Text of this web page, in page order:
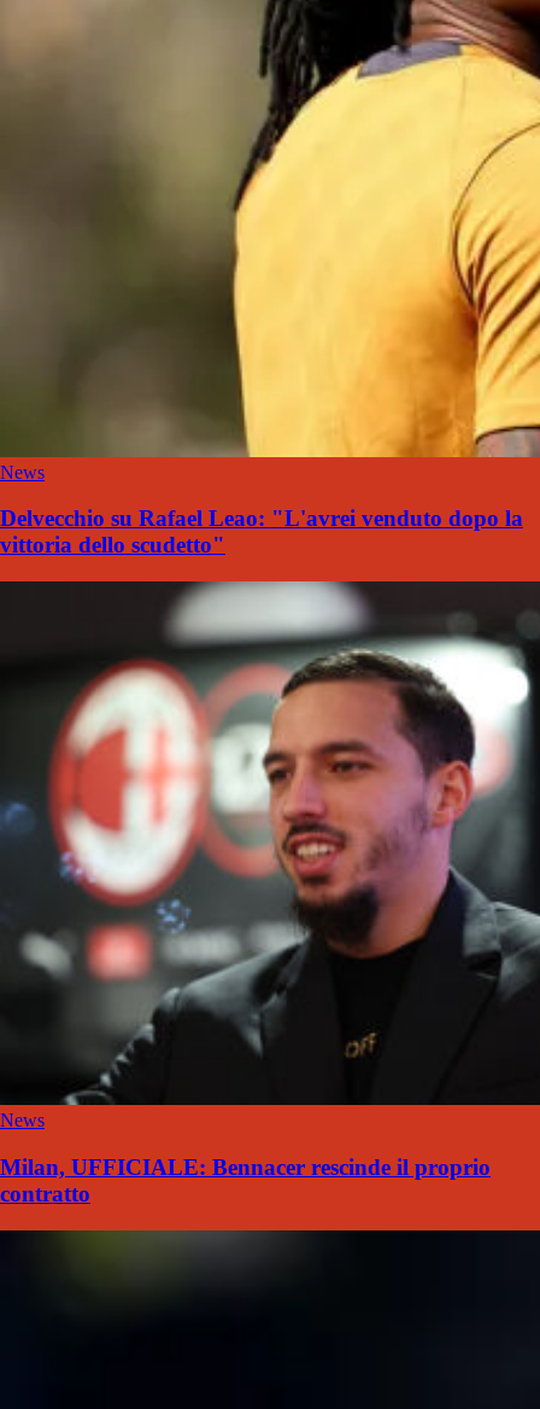
News
Delvecchio su Rafael Leao: "L'avrei venduto dopo la
vittoria dello scudetto"
News
Milan, UFFICIALE: Bennacer rescinde il proprio
contratto